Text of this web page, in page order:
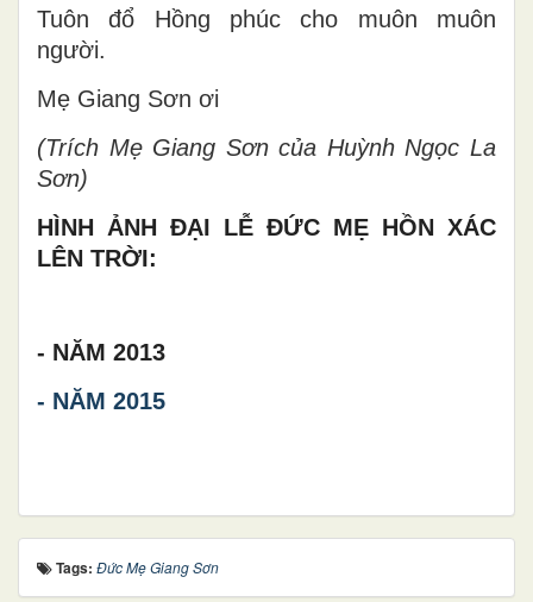
Tuôn đổ Hồng phúc cho muôn muôn
người.
Mẹ Giang Sơn ơi
(Trích Mẹ Giang Sơn của Huỳnh Ngọc La
Sơn)
HÌNH ẢNH ĐẠI LỄ ĐỨC MẸ HỒN XÁC
LÊN TRỜI:
- NĂM 2013
- NĂM 2015
Tags: Đức Mẹ Giang Sơn